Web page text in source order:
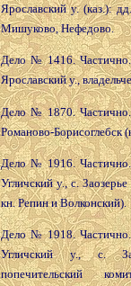
Ярославский у. (каз.):
Мишуково, Нефедово.
Дело № 1416. Частично.
Ярославский у.,
Дело № 1870. Частично.
Романово-Борисоглебск
Дело № 1916. Частично.
Угличский у., с.
кн. Репин и Волконский).
Дело № 1918. Частично.
Угличский у., с.
попечительский